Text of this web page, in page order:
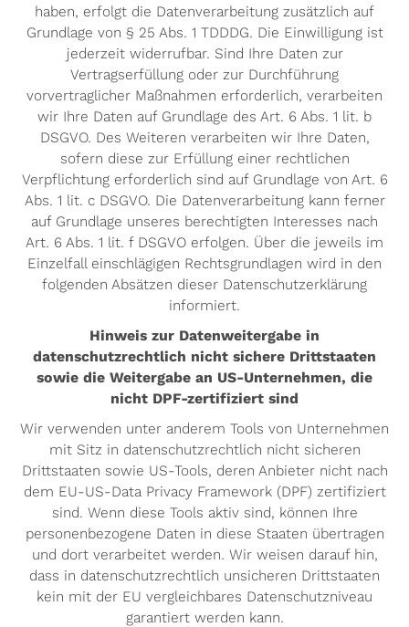
haben, erfolgt die Datenverarbeitung zusätzlich auf
Grundlage von § 25 Abs. 1 TDDDG. Die Einwilligung ist
jederzeit widerrufbar. Sind Ihre Daten zur
Vertragserfüllung oder zur Durchführung
vorvertraglicher Maßnahmen erforderlich, verarbeiten
wir Ihre Daten auf Grundlage des Art. 6 Abs. 1 lit. b
DSGVO. Des Weiteren verarbeiten wir Ihre Daten,
sofern diese zur Erfüllung einer rechtlichen
Verpflichtung erforderlich sind auf Grundlage von Art. 6
Abs. 1 lit. c DSGVO. Die Datenverarbeitung kann ferner
auf Grundlage unseres berechtigten Interesses nach
Art. 6 Abs. 1 lit. f DSGVO erfolgen. Über die jeweils im
Einzelfall einschlägigen Rechtsgrundlagen wird in den
folgenden Absätzen dieser Datenschutzerklärung
informiert.
Hinweis zur Datenweitergabe in
datenschutzrechtlich nicht sichere Drittstaaten
sowie die Weitergabe an US-Unternehmen, die
nicht DPF-zertifiziert sind
Wir verwenden unter anderem Tools von Unternehmen
mit Sitz in datenschutzrechtlich nicht sicheren
Drittstaaten sowie US-Tools, deren Anbieter nicht nach
dem EU-US-Data Privacy Framework (DPF) zertifiziert
sind. Wenn diese Tools aktiv sind, können Ihre
personenbezogene Daten in diese Staaten übertragen
und dort verarbeitet werden. Wir weisen darauf hin,
dass in datenschutzrechtlich unsicheren Drittstaaten
kein mit der EU vergleichbares Datenschutzniveau
garantiert werden kann.